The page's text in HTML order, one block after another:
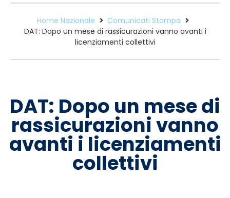
Home Nazionale
Comunicati Stampa
DAT: Dopo un mese di rassicurazioni vanno avanti i
licenziamenti collettivi
DAT: Dopo un mese di
rassicurazioni vanno
avanti i licenziamenti
collettivi